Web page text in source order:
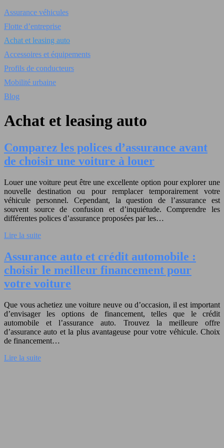
Assurance véhicules
Flotte d’entreprise
Achat et leasing auto
Accessoires et équipements
Profils de conducteurs
Mobilité urbaine
Blog
Achat et leasing auto
Comparez les polices d’assurance avant
de choisir une voiture à louer
Louer une voiture peut être une excellente option pour explorer une
nouvelle destination ou pour remplacer temporairement votre
véhicule personnel. Cependant, la question de l’assurance est
souvent source de confusion et d’inquiétude. Comprendre les
différentes polices d’assurance proposées par les…
Lire la suite
Assurance auto et crédit automobile :
choisir le meilleur financement pour
votre voiture
Que vous achetiez une voiture neuve ou d’occasion, il est important
d’envisager les options de financement, telles que le crédit
automobile et l’assurance auto. Trouvez la meilleure offre
d’assurance auto et la plus avantageuse pour votre véhicule. Choix
de financement…
Lire la suite